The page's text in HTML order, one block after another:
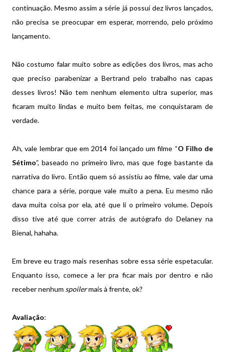
continuação. Mesmo assim a série já possui dez livros lançados,
não precisa se preocupar em esperar, morrendo, pelo próximo
lançamento.
Não costumo falar muito sobre as edições dos livros, mas acho
que preciso parabenizar a Bertrand pelo trabalho nas capas
desses livros! Não tem nenhum elemento ultra superior, mas
ficaram muito lindas e muito bem feitas, me conquistaram de
verdade.
Ah, vale lembrar que em 2014 foi lançado um filme “O Filho de
Sétimo”, baseado no primeiro livro, mas que foge bastante da
narrativa do livro. Então quem só assistiu ao filme, vale dar uma
chance para a série, porque vale muito a pena. Eu mesmo não
dava muita coisa por ela, até que li o primeiro volume. Depois
disso tive até que correr atrás de autógrafo do Delaney na
Bienal, hahaha.
Em breve eu trago mais resenhas sobre essa série espetacular.
Enquanto isso, comece a ler pra ficar mais por dentro e não
receber nenhum spoilermais à frente, ok?
Avaliação: